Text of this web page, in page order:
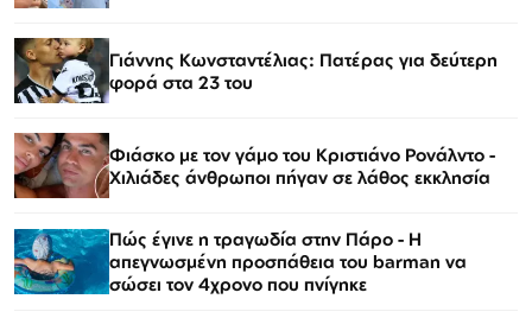
Γιάννης Κωνσταντέλιας: Πατέρας για δεύτερη
φορά στα 23 του
Φιάσκο με τον γάμο του Κριστιάνο Ρονάλντο -
Χιλιάδες άνθρωποι πήγαν σε λάθος εκκλησία
Πώς έγινε η τραγωδία στην Πάρο - Η
απεγνωσμένη προσπάθεια του barman να
σώσει τον 4χρονο που πνίγηκε